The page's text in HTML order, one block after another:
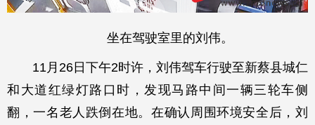
坐在驾驶室里的刘伟。
11月26日下午2时许，刘伟驾车行驶至新蔡县城仁
和大道红绿灯路口时，发现马路中间一辆三轮车侧
翻，一名老人跌倒在地。在确认周围环境安全后，刘